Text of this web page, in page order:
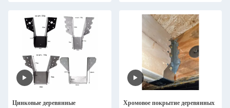
Цинковые деревянные
Хромовое покрытие деревянных